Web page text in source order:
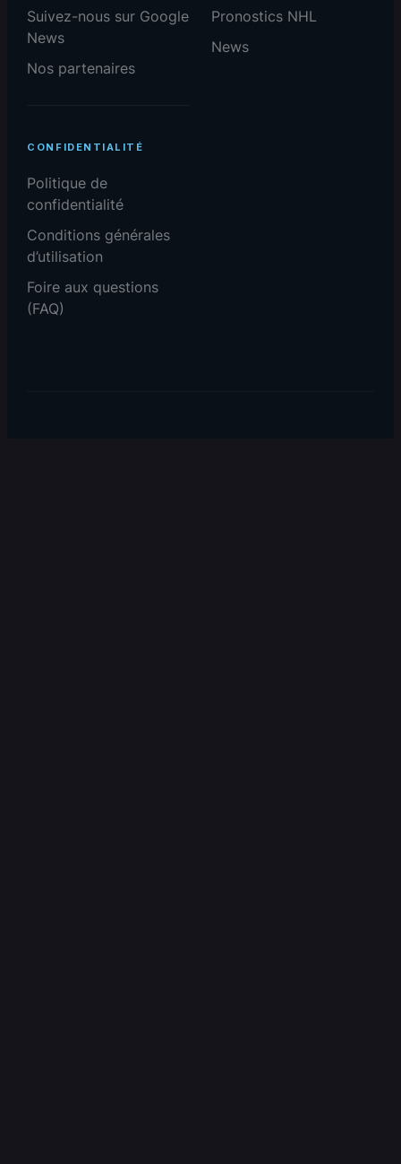
Suivez-nous sur Google
News
Nos partenaires
Pronostics NHL
News
CONFIDENTIALITÉ
Politique de
confidentialité
Conditions générales
d’utilisation
Foire aux questions
(FAQ)